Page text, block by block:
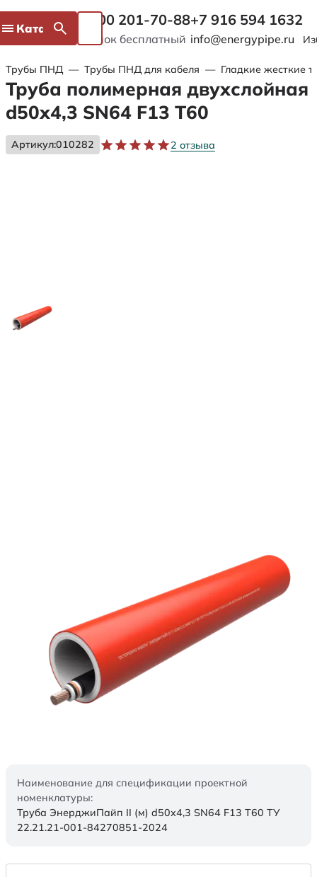
Каталог 8 800 201-70-88
Звонок бесплатный
+7 916 594 1632
info@energypipe.ru
Трубы ПНД — Трубы ПНД для кабеля — Гладкие жесткие
Труба полимерная двухслойная
d50х4,3 SN64 F13 Т60
Артикул:010282 2 отзыва
Наименование для спецификации проектной
номенклатуры:
Труба ЭнерджиПайп II (м) d50х4,3 SN64 F13 Т60 ТУ
22.21.21-001-84270851-2024